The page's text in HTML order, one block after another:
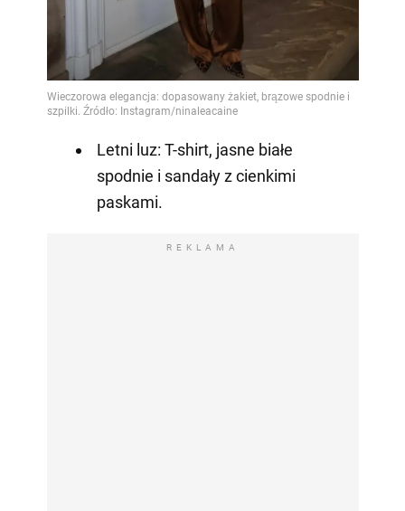
Letni luz: T-shirt, jasne białe
spodnie i sandały z cienkimi
paskami.
REKLAMA